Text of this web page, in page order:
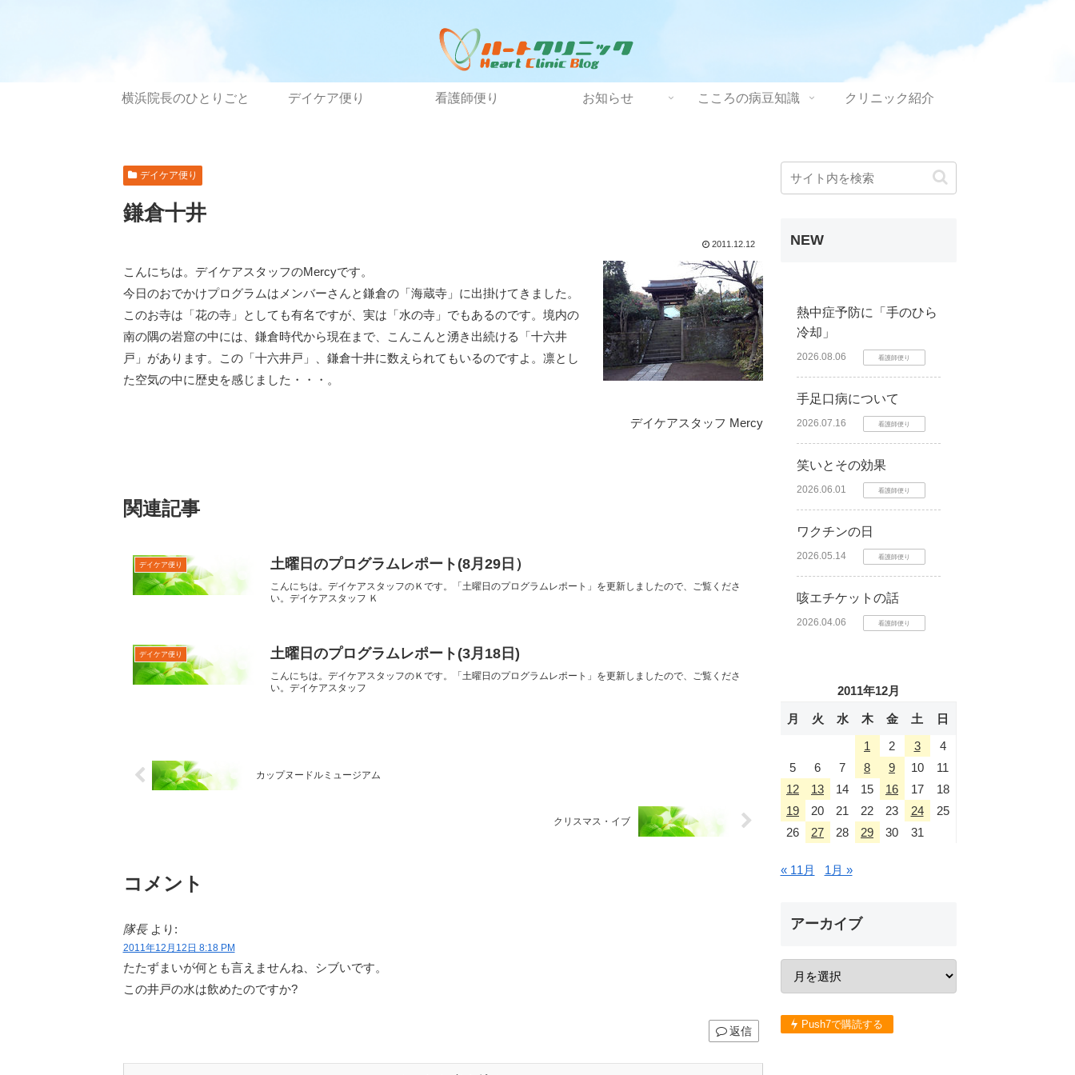
横浜院長のひとりごと デイケア便り 看護師便り お知らせ こころの病豆知識 クリニック紹介
デイケア便り
鎌倉十井
2011.12.12
こんにちは。デイケアスタッフのMercyです。
今日のおでかけプログラムはメンバーさんと鎌倉の「海蔵寺」に出掛けてきました。
このお寺は「花の寺」としても有名ですが、実は「水の寺」でもあるのです。境内の
南の隅の岩窟の中には、鎌倉時代から現在まで、こんこんと湧き出続ける「十六井
戸」があります。この「十六井戸」、鎌倉十井に数えられてもいるのですよ。凛とし
た空気の中に歴史を感じました・・・。
デイケアスタッフ Mercy
関連記事
デイケア便り 土曜日のプログラムレポート(8月29日）
こんにちは。デイケアスタッフのＫです。「土曜日のプログラムレポート」を更新しましたので、ご覧くださ
い。デイケアスタッフ Ｋ
デイケア便り 土曜日のプログラムレポート(3月18日)
こんにちは。デイケアスタッフのＫです。「土曜日のプログラムレポート」を更新しましたので、ご覧くださ
い。デイケアスタッフ
カップヌードルミュージアム
クリスマス・イブ
コメント
隊長 より:
2011年12月12日 8:18 PM
たたずまいが何とも言えませんね、シブいです。
この井戸の水は飲めたのですか?
返信
NEW
熱中症予防に「手のひら
冷却」
2026.08.06 看護師便り
手足口病について
2026.07.16 看護師便り
笑いとその効果
2026.06.01 看護師便り
ワクチンの日
2026.05.14 看護師便り
咳エチケットの話
2026.04.06 看護師便り
2011年12月
月 火 水 木 金 土
日
1
2 3
4
5
6 7 8 9 10
11
12
13 14 15 16 17
18
19
20 21 22 23 24
25
26
27 28 29 30 31
« 11月 1月 »
アーカイブ
Push7で購読する